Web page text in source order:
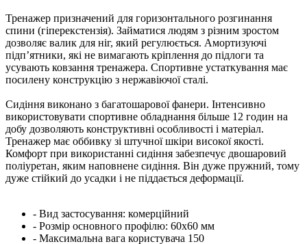
Тренажер призначений для горизонтального розгинання
спини (гіперекстензія). Займатися людям з різним зростом
дозволяє валик для ніг, який регулюється. Амортизуючі
підп’ятники, які не вимагають кріплення до підлоги та
усувають ковзання тренажера. Спортивне устаткування має
посилену конструкцію з нержавіючої сталі.
Сидіння виконано з багатошарової фанери. Інтенсивно
використовувати спортивне обладнання більше 12 годин на
добу дозволяють конструктивні особливості і матеріал.
Тренажер має оббивку зі штучної шкіри високої якості.
Комфорт при використанні сидіння забезпечує двошаровий
поліуретан, яким наповнене сидіння. Він дуже пружний, тому
дуже стійкий до усадки і не піддається деформації.
- Вид застосування: комерційний
- Розмір основного профілю: 60х60 мм
- Максимальна вага користувача 150